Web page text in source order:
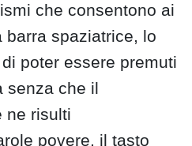
che consentono ai
spaziatrice, lo
poter essere premuti
senza che il
ne risulti
povere, il tasto